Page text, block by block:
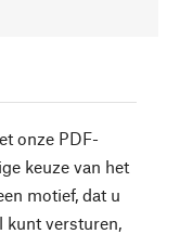
onze PDF-
keuze van het
motief, dat u
kunt versturen,